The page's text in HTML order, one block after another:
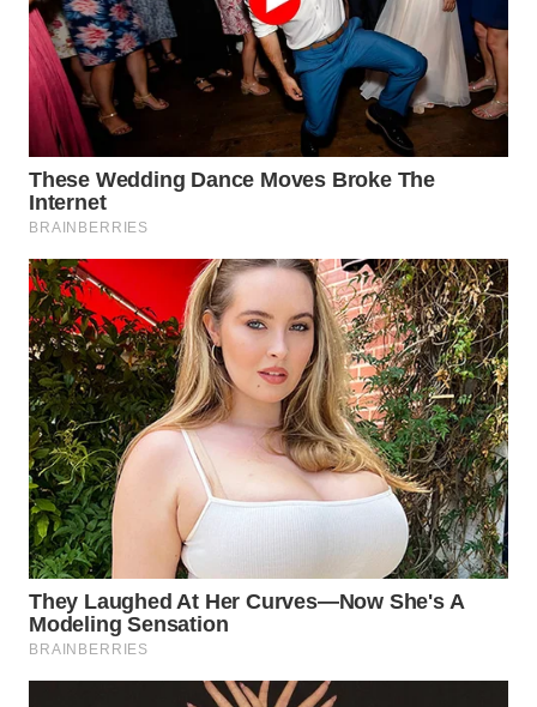
WN
TANGERANG
WN
BINJAI
WN
WN
INDRAMAYU
WN
KUNINGAN
WN
MAJALENGKA
WN
SUBANG